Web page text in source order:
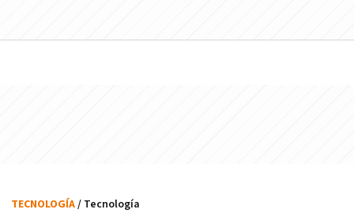
TECNOLOGÍA/ Tecnología